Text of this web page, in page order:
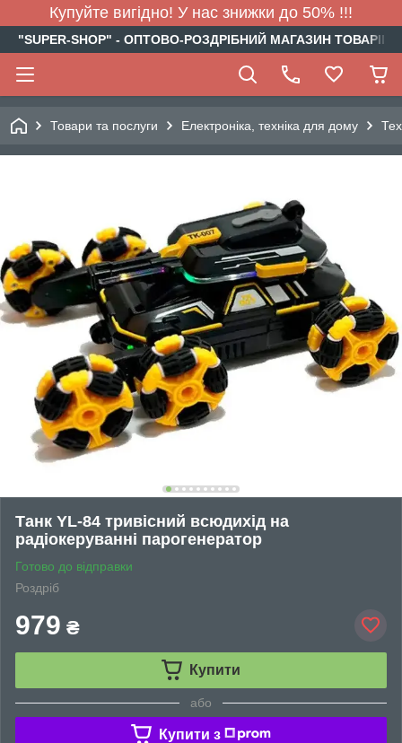
Купуйте вигідно! У нас знижки до 50% !!!
"SUPER-SHOP" - ОПТОВО-РОЗДРІБНИЙ МАГАЗИН
Товари та послуги Електроніка, техніка для дому
Танк YL-84 тривісний всюдихід на
радіокеруванні парогенератор
Готово до відправки
Роздріб
979 ₴
Купити
або
Купити з